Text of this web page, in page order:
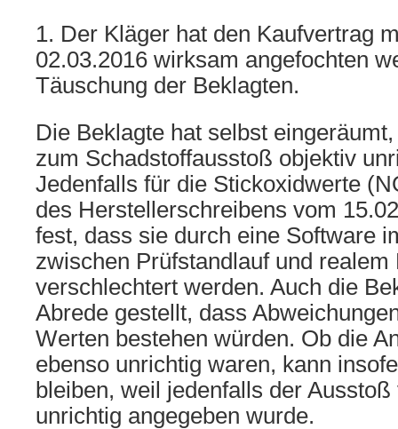
1. Der Kläger hat den Kaufvertrag
02.03.2016 wirksam angefochten
Täuschung der Beklagten.
Die Beklagte hat selbst
zum Schadstoffausstoß objektiv
Jedenfalls für die Stickoxidwerte
des Herstellerschreibens vom
fest, dass sie durch eine Software
zwischen Prüfstandlauf und realem
verschlechtert werden. Auch die
Abrede gestellt, dass
Werten bestehen würden. Ob die
ebenso unrichtig waren, kann
bleiben, weil jedenfalls der
unrichtig angegeben wurde.